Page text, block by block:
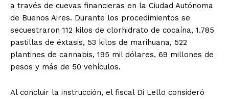
a través de cuevas financieras en la Ciudad Autónoma
de Buenos Aires. Durante los procedimientos se
secuestraron 112 kilos de clorhidrato de cocaína, 1.785
pastillas de éxtasis, 53 kilos de marihuana, 522
plantines de cannabis, 195 mil dólares, 69 millones de
pesos y más de 50 vehículos.
Al concluir la instrucción, el fiscal Di Lello consideró